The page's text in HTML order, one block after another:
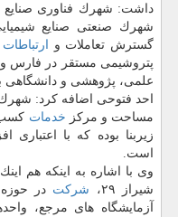
داشت: شهرك فناوری صنایع
شهرك صنعتی صنایع
گسترش تعاملات و ارتباطات
پتروشیمی مستقر در فارس و
علمی، پژوهشی و دانشگاهی
مساحت و مركز خدمات
است.
وی با اشاره به اینكه هم
شیراز ۲۹،
شركت در
آزمایشگاه های مرجع،